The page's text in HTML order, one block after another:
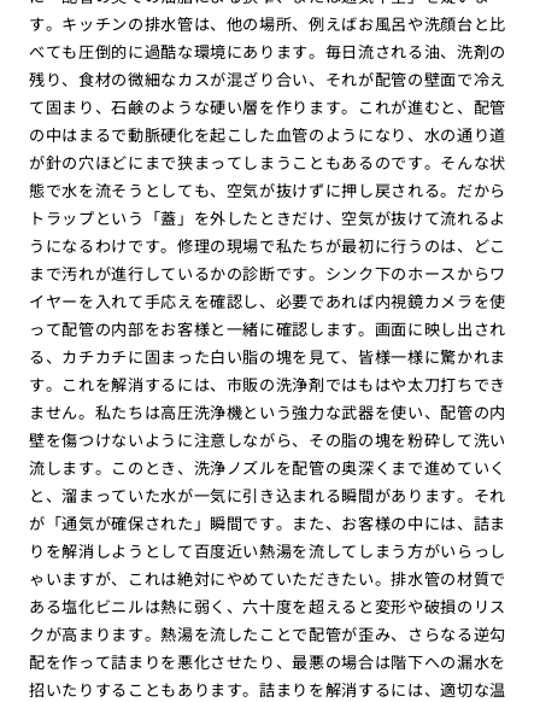
す。キッチンの排水管は、他の場所、例えばお風呂や洗顔台と比
べても圧倒的に過酷な環境にあります。毎日流される油、洗剤の
残り、食材の微細なカスが混ざり合い、それが配管の壁面で冷え
て固まり、石鹸のような硬い層を作ります。これが進むと、配管
の中はまるで動脈硬化を起こした血管のようになり、水の通り道
が針の穴ほどにまで狭まってしまうこともあるのです。そんな状
態で水を流そうとしても、空気が抜けずに押し戻される。だから
トラップという「蓋」を外したときだけ、空気が抜けて流れるよ
うになるわけです。修理の現場で私たちが最初に行うのは、どこ
まで汚れが進行しているかの診断です。シンク下のホースからワ
イヤーを入れて手応えを確認し、必要であれば内視鏡カメラを使
って配管の内部をお客様と一緒に確認します。画面に映し出され
る、カチカチに固まった白い脂の塊を見て、皆様一様に驚かれま
す。これを解消するには、市販の洗浄剤ではもはや太刀打ちでき
ません。私たちは高圧洗浄機という強力な武器を使い、配管の内
壁を傷つけないように注意しながら、その脂の塊を粉砕して洗い
流します。このとき、洗浄ノズルを配管の奥深くまで進めていく
と、溜まっていた水が一気に引き込まれる瞬間があります。それ
が「通気が確保された」瞬間です。また、お客様の中には、詰ま
りを解消しようとして百度近い熱湯を流してしまう方がいらっし
ゃいますが、これは絶対にやめていただきたい。排水管の材質で
ある塩化ビニルは熱に弱く、六十度を超えると変形や破損のリス
クが高まります。熱湯を流したことで配管が歪み、さらなる逆勾
配を作って詰まりを悪化させたり、最悪の場合は階下への漏水を
招いたりすることもあります。詰まりを解消するには、適切な温